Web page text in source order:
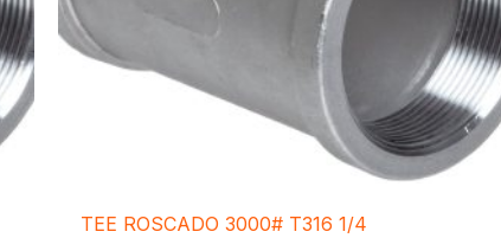
TEE ROSCADO 3000# T316 1/4